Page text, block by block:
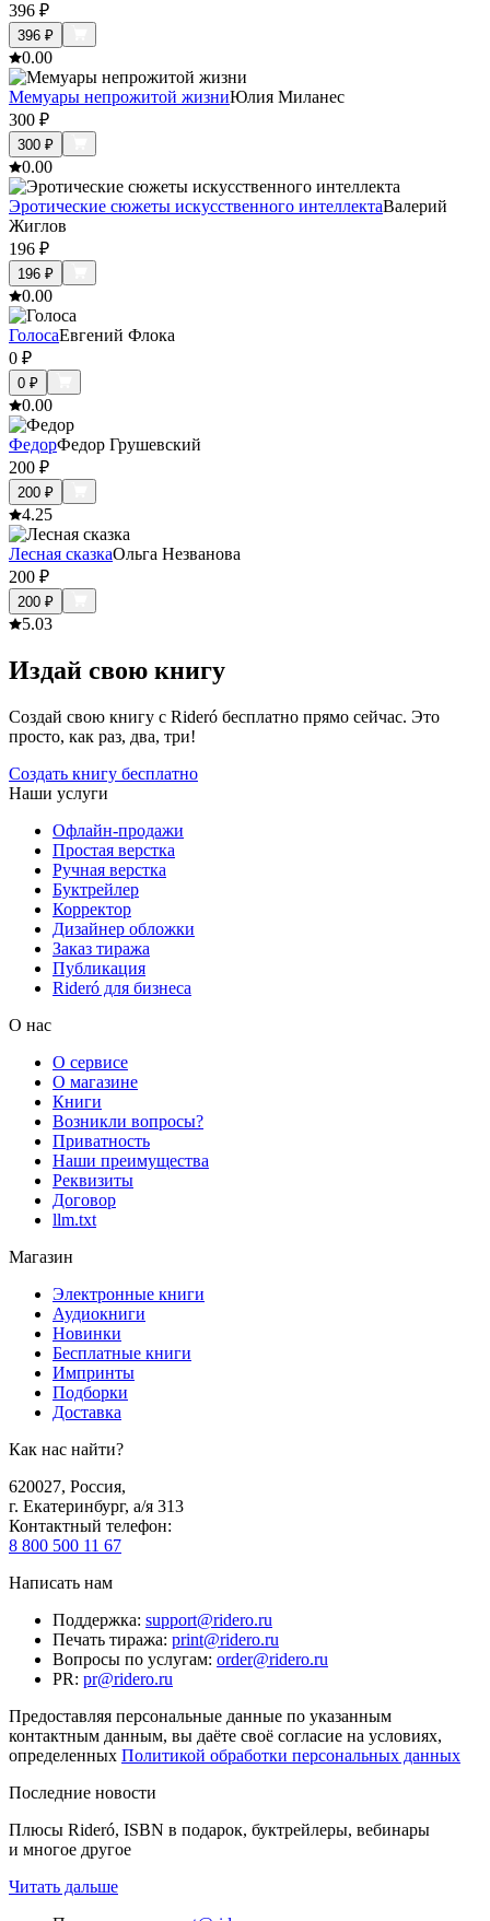
396 ₽
396 ₽
0.00
Мемуары непрожитой жизниЮлия Миланес
300 ₽
300 ₽
0.00
Эротические сюжеты искусственного интеллектаВалерий
Жиглов
196 ₽
196 ₽
0.00
ГолосаЕвгений Флока
0 ₽
0 ₽
0.00
ФедорФедор Грушевский
200 ₽
200 ₽
4.25
Лесная сказкаОльга Незванова
200 ₽
200 ₽
5.03
Издай свою книгу
Создай свою книгу с Rideró бесплатно прямо сейчас. Это
просто, как раз, два, три!
Создать книгу бесплатно
Наши услуги
Офлайн-продажи
Простая верстка
Ручная верстка
Буктрейлер
Корректор
Дизайнер обложки
Заказ тиража
Публикация
Rideró для бизнеса
О нас
О сервисе
О магазине
Книги
Возникли вопросы?
Приватность
Наши преимущества
Реквизиты
Договор
llm.txt
Магазин
Электронные книги
Аудиокниги
Новинки
Бесплатные книги
Импринты
Подборки
Доставка
Как нас найти?
620027, Россия,
г. Екатеринбург, а/я 313
Контактный телефон:
8 800 500 11 67
Написать нам
Поддержка: support@ridero.ru
Печать тиража: print@ridero.ru
Вопросы по услугам: order@ridero.ru
PR: pr@ridero.ru
Предоставляя персональные данные по указанным
контактным данным, вы даёте своё согласие на условиях,
определенных Политикой обработки персональных данных
Последние новости
Плюсы Rideró, ISBN в подарок, буктрейлеры, вебинары
и многое другое
Читать дальше